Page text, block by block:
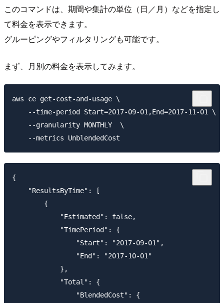
このコマンドは、期間や集計の単位（日／月）などを指定し
て料金を表示できます。
グルーピングやフィルタリングも可能です。
まず、月別の料金を表示してみます。
aws ce get-cost-and-usage \
    --time-period Start=2017-09-01,End=2017-11-01 \
    --granularity MONTHLY  \
{
    "ResultsByTime": [
        {
            "Estimated": false,
            "TimePeriod": {
                "Start": "2017-09-01",
                "End": "2017-10-01"
            },
            "Total": {
                "BlendedCost": {